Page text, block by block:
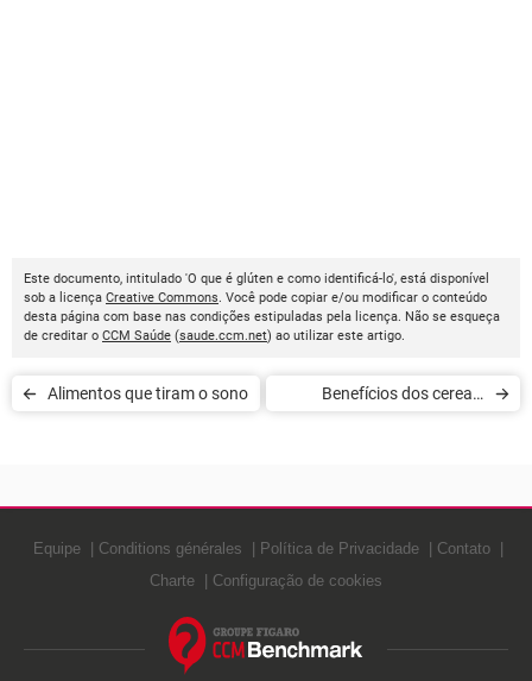
Este documento, intitulado 'O que é glúten e como identificá-lo', está disponível
sob a licença Creative Commons. Você pode copiar e/ou modificar o conteúdo
desta página com base nas condições estipuladas pela licença. Não se esqueça
de creditar o CCM Saúde (saude.ccm.net) ao utilizar este artigo.
Alimentos que tiram o sono
Benefícios dos cereais
Equipe Conditions générales Política de Privacidade
Contato
Charte
Configuração de cookies